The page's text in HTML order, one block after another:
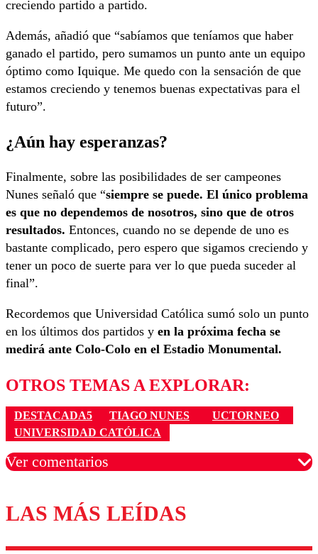
creciendo partido a partido.
Además, añadió que “sabíamos que teníamos que haber
ganado el partido, pero sumamos un punto ante un equipo
óptimo como Iquique. Me quedo con la sensación de que
estamos creciendo y tenemos buenas expectativas para el
futuro”.
¿Aún hay esperanzas?
Finalmente, sobre las posibilidades de ser campeones
Nunes señaló que “siempre se puede. El único problema
es que no dependemos de nosotros, sino que de otros
resultados. Entonces, cuando no se depende de uno es
bastante complicado, pero espero que sigamos creciendo y
tener un poco de suerte para ver lo que pueda suceder al
final”.
Recordemos que Universidad Católica sumó solo un punto
en los últimos dos partidos y en la próxima fecha se
medirá ante Colo-Colo en el Estadio Monumental.
OTROS TEMAS A EXPLORAR:
DESTACADA5 TIAGO NUNES
UCTORNEO
UNIVERSIDAD CATÓLICA
Ver comentarios
Los comentarios son moderados para garantizar un
diálogo respetuoso.
LAS MÁS LEÍDAS